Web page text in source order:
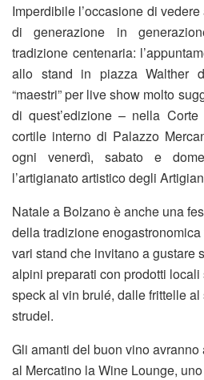
Imperdibile l’occasione di
di generazione in
tradizione centenaria:
allo stand in piazza Walther
“maestri” per live show molto
di quest’edizione – nella
cortile interno di Palazzo
ogni venerdì, sabato e
l’artigianato artistico degli
Natale a Bolzano è anche una
della tradizione
vari stand che invitano a gustare
alpini preparati con prodotti
speck al vin brulé, dalle frittelle
strudel.
Gli amanti del buon vino
al Mercatino la Wine Lounge,